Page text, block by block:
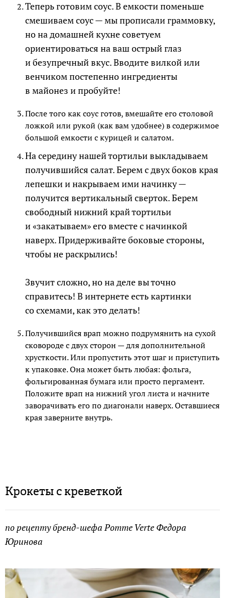
Теперь готовим соус. В емкости поменьше
смешиваем соус — мы прописали граммовку,
но на домашней кухне советуем
ориентироваться на ваш острый глаз
и безупречный вкус. Вводите вилкой или
венчиком постепенно ингредиенты
в майонез и пробуйте!
После того как соус готов, вмешайте его столовой
ложкой или рукой (как вам удобнее) в содержимое
большой емкости с курицей и салатом.
На середину нашей тортильи выкладываем
получившийся салат. Берем с двух боков края
лепешки и накрываем ими начинку —
получится вертикальный сверток. Берем
свободный нижний край тортильи
и «закатываем» его вместе с начинкой
наверх. Придерживайте боковые стороны,
чтобы не раскрылись!
Звучит сложно, но на деле вы точно
справитесь! В интернете есть картинки
со схемами, как это делать!
Получившийся врап можно подрумянить на сухой
сковороде с двух сторон — для дополнительной
хрусткости. Или пропустить этот шаг и приступить
к упаковке. Она может быть любая: фольга,
фольгированная бумага или просто пергамент.
Положите врап на нижний угол листа и начните
заворачивать его по диагонали наверх. Оставшиеся
края заверните внутрь.
Крокеты c креветкой
по рецепту бренд-шефа Pomme Verte Федора
Юринова